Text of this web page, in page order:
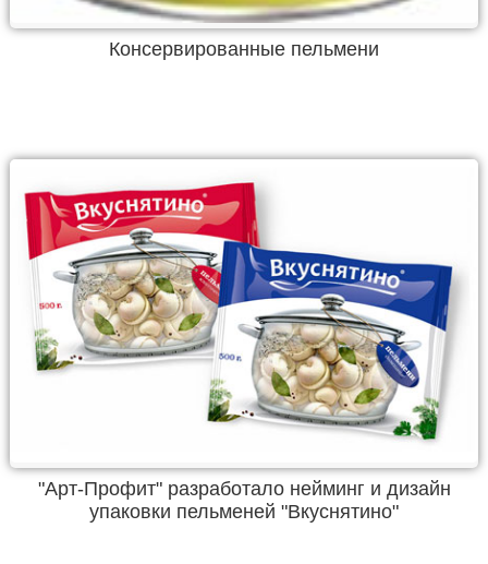
Консервированные пельмени
"Арт-Профит" разработало нейминг и дизайн
упаковки пельменей "Вкуснятино"